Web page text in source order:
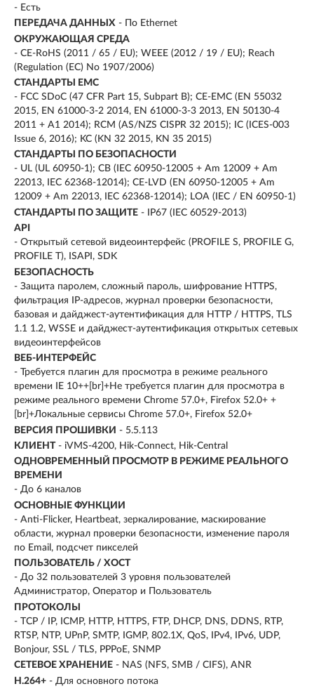
- Есть
ПЕРЕДАЧА ДАННЫХ - По Ethernet
ОКРУЖАЮЩАЯ СРЕДА
- CE-RoHS (2011 / 65 / EU); WEEE (2012 / 19 / EU); Reach
(Regulation (EC) No 1907/2006)
СТАНДАРТЫ EMC
- FCC SDoC (47 CFR Part 15, Subpart B); CE-EMC (EN 55032
2015, EN 61000-3-2 2014, EN 61000-3-3 2013, EN 50130-4
2011 + A1 2014); RCM (AS/NZS CISPR 32 2015); IC (ICES-003
Issue 6, 2016); KC (KN 32 2015, KN 35 2015)
СТАНДАРТЫ ПО БЕЗОПАСНОСТИ
- UL (UL 60950-1); CB (IEC 60950-12005 + Am 12009 + Am
22013, IEC 62368-12014); CE-LVD (EN 60950-12005 + Am
12009 + Am 22013, IEC 62368-12014); LOA (IEC / EN 60950-1)
СТАНДАРТЫ ПО ЗАЩИТЕ - IP67 (IEC 60529-2013)
API
- Открытый сетевой видеоинтерфейс (PROFILE S, PROFILE G,
PROFILE T), ISAPI, SDK
БЕЗОПАСНОСТЬ
- Защита паролем, сложный пароль, шифрование HTTPS,
фильтрация IP-адресов, журнал проверки безопасности,
базовая и дайджест-аутентификация для HTTP / HTTPS, TLS
1.1 1.2, WSSE и дайджест-аутентификация открытых сетевых
видеоинтерфейсов
ВЕБ-ИНТЕРФЕЙС
- Требуется плагин для просмотра в режиме реального
времени IE 10++[br]+Не требуется плагин для просмотра в
режиме реального времени Chrome 57.0+, Firefox 52.0+ +
[br]+Локальные сервисы Chrome 57.0+, Firefox 52.0+
ВЕРСИЯ ПРОШИВКИ - 5.5.113
КЛИЕНТ - iVMS-4200, Hik-Connect, Hik-Central
ОДНОВРЕМЕННЫЙ ПРОСМОТР В РЕЖИМЕ РЕАЛЬНОГО
ВРЕМЕНИ
- До 6 каналов
ОСНОВНЫЕ ФУНКЦИИ
- Anti-Flicker, Heartbeat, зеркалирование, маскирование
области, журнал проверки безопасности, изменение пароля
по Email, подсчет пикселей
ПОЛЬЗОВАТЕЛЬ / ХОСТ
- До 32 пользователей 3 уровня пользователей
Администратор, Оператор и Пользователь
ПРОТОКОЛЫ
- TCP / IP, ICMP, HTTP, HTTPS, FTP, DHCP, DNS, DDNS, RTP,
RTSP, NTP, UPnP, SMTP, IGMP, 802.1X, QoS, IPv4, IPv6, UDP,
Bonjour, SSL / TLS, PPPoE, SNMP
СЕТЕВОЕ ХРАНЕНИЕ - NAS (NFS, SMB / CIFS), ANR
H.264+ - Для основного потока